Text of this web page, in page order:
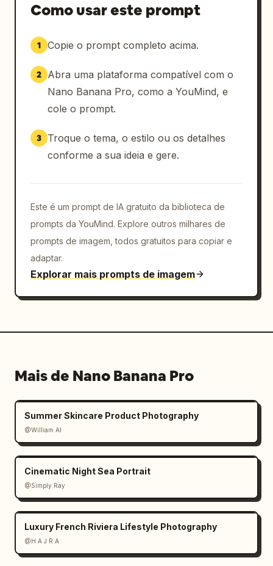
Como usar este prompt
1 Copie o prompt completo acima.
2
Abra uma plataforma compatível com o
Nano Banana Pro, como a YouMind, e
cole o prompt.
3
Troque o tema, o estilo ou os detalhes
conforme a sua ideia e gere.
Este é um prompt de IA gratuito da biblioteca de
prompts da YouMind. Explore outros milhares de
prompts de imagem, todos gratuitos para copiar e
adaptar.
Explorar mais prompts de imagem
Mais de Nano Banana Pro
Summer Skincare Product Photography
@William AI
Cinematic Night Sea Portrait
@Simply Ray
Luxury French Riviera Lifestyle Photography
@H A J R A